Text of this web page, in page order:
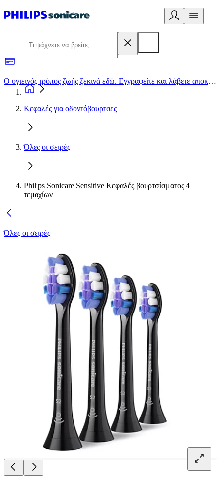
Ο υγιεινός τρόπος ζωής ξεκινά εδώ. Εγγραφείτε και λάβετε αποκλειστικές προσφορές
Κεφαλές για οδοντόβουρτσες
Όλες οι σειρές
Philips Sonicare Sensitive Κεφαλές βουρτσίσματος 4
τεμαχίων
Όλες οι σειρές